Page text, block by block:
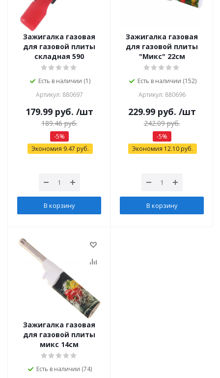
Зажигалка газовая
для газовой плиты
складная 590
Есть в наличии (1)
Артикул: 880697
179.99руб. /шт
189.46руб.
-5%
Экономия 9.47 руб.
В корзину
Зажигалка газовая
для газовой плиты
"Микс" 22см
Есть в наличии (152)
Артикул: 880696
229.99руб. /шт
242.09руб.
-5%
Экономия 12.10 руб.
В корзину
Зажигалка газовая
для газовой плиты
микс 14см
Есть в наличии (74)